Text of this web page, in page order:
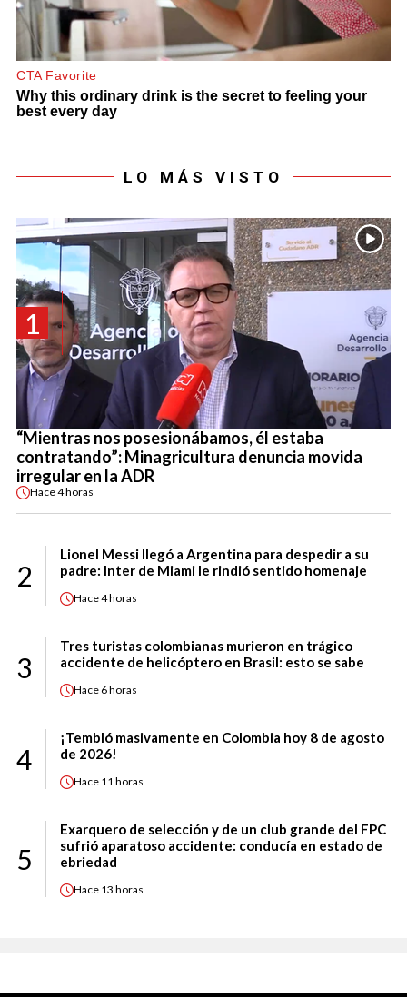
LO MÁS VISTO
1
“Mientras nos posesionábamos, él estaba
contratando”: Minagricultura denuncia movida
irregular en la ADR
Hace4 horas
2
Lionel Messi llegó a Argentina para despedir a su
padre: Inter de Miami le rindió sentido homenaje
Hace4 horas
3
Tres turistas colombianas murieron en trágico
accidente de helicóptero en Brasil: esto se sabe
Hace 6 horas
4
¡Tembló masivamente en Colombia hoy 8 de agosto
de 2026!
Hace 11 horas
5
Exarquero de selección y de un club grande del FPC
sufrió aparatoso accidente: conducía en estado de
ebriedad
Hace 13 horas